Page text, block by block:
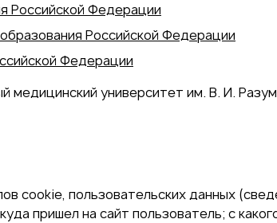
Российской Федерации
Российской Федерации
Федерации
медицинский университет им. В. И.
cookie, пользовательских данных
пришел на сайт пользователь; с